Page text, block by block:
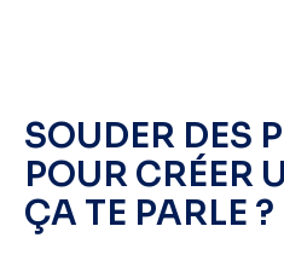
SOUDER DES
POUR CRÉER
ÇA TE PARLE ?